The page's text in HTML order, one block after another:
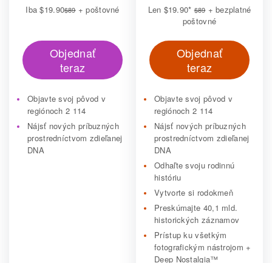
Iba$19.90$89+ poštovné
Objednať
teraz
Objavte svoj pôvod v
regiónoch 2 114
Nájsť nových príbuzných
prostredníctvom zdieľanej
DNA
Len $19.90*$89+ bezplatné
poštovné
Objednať
teraz
Objavte svoj pôvod v
regiónoch 2 114
Nájsť nových príbuzných
prostredníctvom zdieľanej
DNA
Odhaľte svoju rodinnú
históriu
Vytvorte si rodokmeň
Preskúmajte 40,1 mld.
historických záznamov
Prístup ku všetkým
fotografickým nástrojom +
Deep Nostalgia™